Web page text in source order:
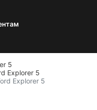
5
Explorer 5
Explorer 5